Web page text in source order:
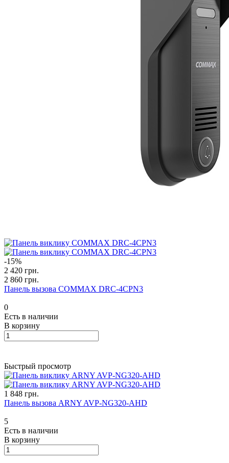
-15%
2 420 грн.
2 860 грн.
Панель вызова COMMAX DRC-4CPN3
0
Есть в наличии
В корзину
Быстрый просмотр
1 848 грн.
Панель вызова ARNY AVP-NG320-AHD
5
Есть в наличии
В корзину